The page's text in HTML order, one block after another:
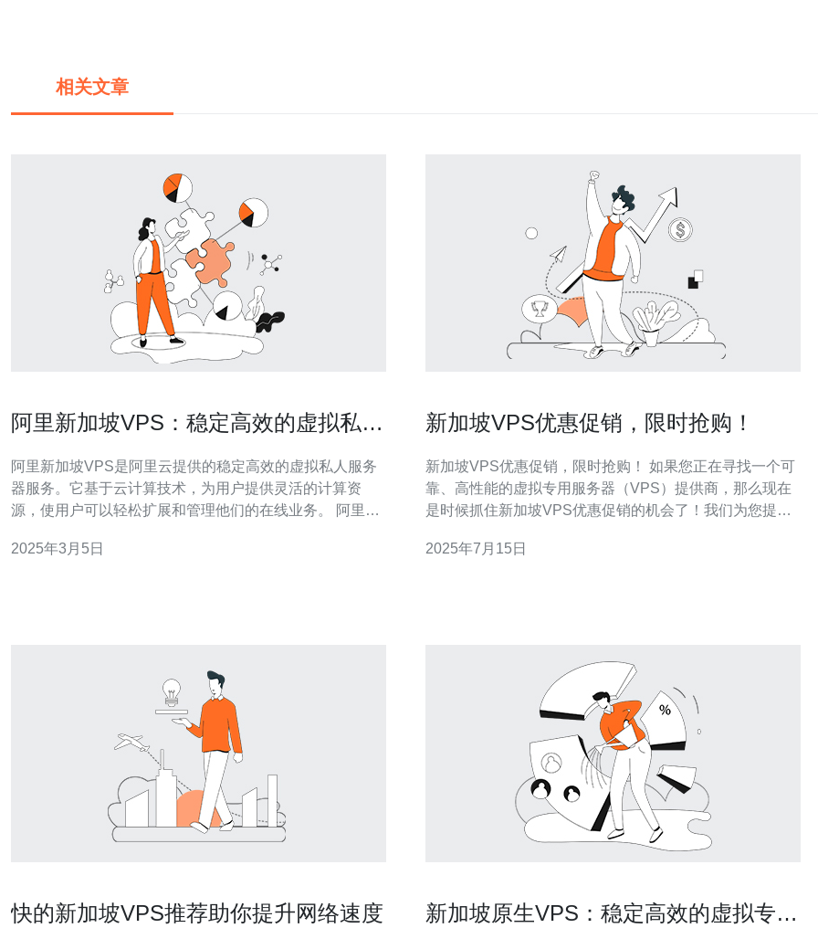
相关文章
阿里新加坡VPS：稳定高效的虚拟私人
阿里新加坡VPS是阿里云提供的稳定高效的虚拟私人服务
器服务。它基于云计算技术，为用户提供灵活的计算资
源，使用户可以轻松扩展和管理他们的在线业务。 阿里新
云计算服务提供商，拥有世界级的数据中心和网络基础设
2025年3月5日
新加坡VPS优惠促销，限时抢购！
新加坡VPS优惠促销，限时抢购！ 如果您正在寻找一个可
靠、高性能的虚拟专用服务器（VPS）提供商，那么现在
是时候抓住新加坡VPS优惠促销的机会了！我们为您提供
轻松拥有一个强大的VPS服务器，满足您的各种需求。 在
2025年7月15日
快的新加坡VPS推荐助你提升网络速度
新加坡原生VPS：稳定高效的虚拟专用